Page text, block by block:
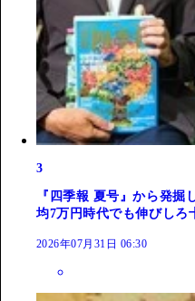
3
『四季報 夏号』から発
均7万円時代でも伸びしろ
2026年07月31日 06:30